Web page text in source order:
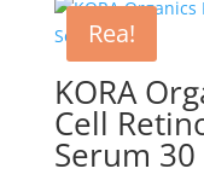
var:
kr179.00.
Rea!
KORA
Cell
Serum